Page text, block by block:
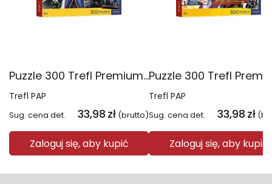
Puzzle 300 Trefl Premium Plus Kids Disney Marvel Spiderman ukryty bohater 23047
Trefl PAP
Sug. cena det. 33,98 zł (brutto)
Zaloguj się, aby kupić
Trefl PAP
Sug. cena det. 33,98 zł
Zaloguj się, aby kupić